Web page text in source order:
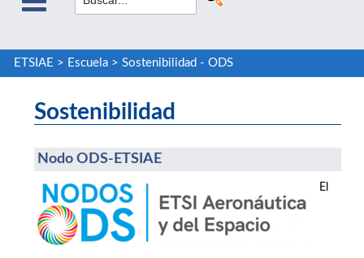
ETSIAE > Escuela> Sostenibilidad - ODS
Sostenibilidad
Nodo ODS-ETSIAE
El